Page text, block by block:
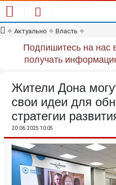
✧ Актуально ✧ Власть ✧
Подпишитесь на нас
получать
Жители Дона
свои идеи для
стратегии
20.06.2025 10:05